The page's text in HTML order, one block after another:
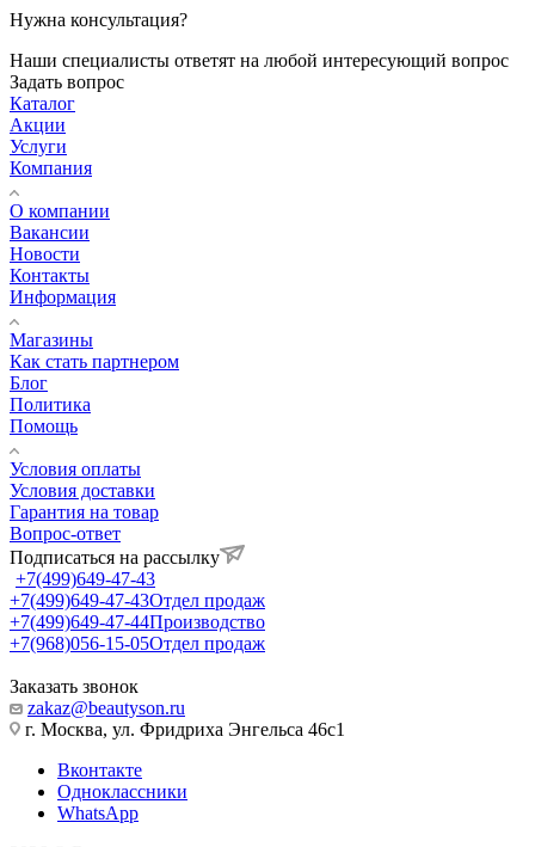
Нужна консультация?
Наши специалисты ответят на любой интересующий вопрос
Задать вопрос
Каталог
Акции
Услуги
Компания
О компании
Вакансии
Новости
Контакты
Информация
Магазины
Как стать партнером
Блог
Политика
Помощь
Условия оплаты
Условия доставки
Гарантия на товар
Вопрос-ответ
Подписаться на рассылку
+7(499)649-47-43
+7(499)649-47-43Отдел продаж
+7(499)649-47-44Производство
+7(968)056-15-05Отдел продаж
Заказать звонок
zakaz@beautyson.ru
г. Москва, ул. Фридриха Энгельса 46с1
Вконтакте
Одноклассники
WhatsApp